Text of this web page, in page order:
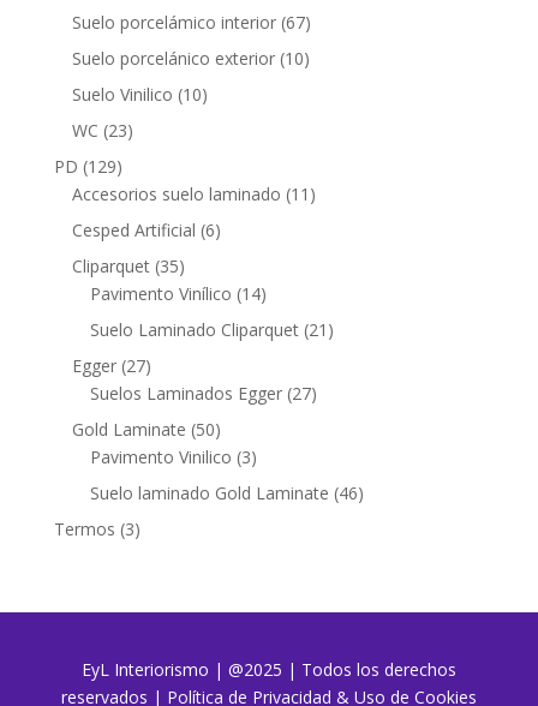
productos
Suelo porcelámico interior 6767
productos
Suelo porcelánico exterior 1010
Suelo Vinilico 1010
WC 2323
PD 129129
productos
Accesorios suelo laminado 11 11
Cesped Artificial 66
Cliparquet 3535
productos
Pavimento Vinílico 1414
productos
Suelo Laminado Cliparquet 21 21
Egger 2727
productos
Suelos Laminados Egger 2727
Gold Laminate 5050
productos
Pavimento Vinilico 33
productos
Suelo laminado Gold Laminate 4646
Termos 33
EyL Interiorismo | @2025 | Todos los derechos
reservados | Política de Privacidad & Uso de Cookies